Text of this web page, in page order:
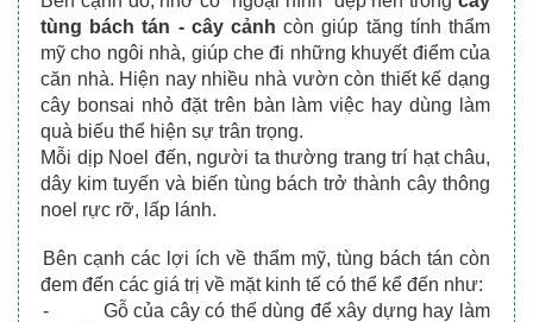
tùng bách tán - cây cảnh còn giúp tăng tính thẩm
mỹ cho ngôi nhà, giúp che đi những khuyết điểm của
căn nhà. Hiện nay nhiều nhà vườn còn thiết kế dạng
cây bonsai nhỏ đặt trên bàn làm việc hay dùng làm
quà biếu thể hiện sự trân trọng.
Mỗi dịp Noel đến, người ta thường trang trí hạt châu,
dây kim tuyến và biến tùng bách trở thành cây thông
noel rực rỡ, lấp lánh.
Bên cạnh các lợi ích về thẩm mỹ, tùng bách tán còn
đem đến các giá trị về mặt kinh tế có thể kể đến như:
-
Gỗ của cây có thể dùng để xây dựng hay làm